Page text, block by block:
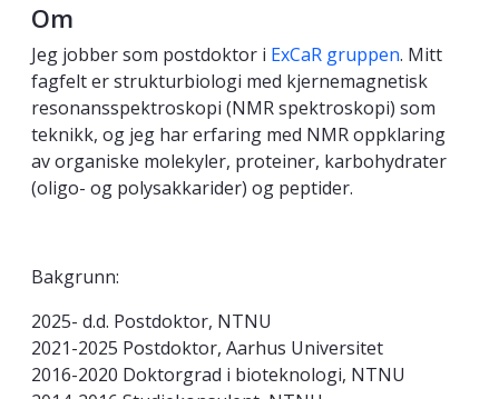
Om
Jeg jobber som postdoktor i ExCaR gruppen. Mitt
fagfelt er strukturbiologi med kjernemagnetisk
resonansspektroskopi (NMR spektroskopi) som
teknikk, og jeg har erfaring med NMR oppklaring
av organiske molekyler, proteiner, karbohydrater
(oligo- og polysakkarider) og peptider.
Bakgrunn:
2025- d.d. Postdoktor, NTNU
2021-2025 Postdoktor, Aarhus Universitet
2016-2020 Doktorgrad i bioteknologi, NTNU